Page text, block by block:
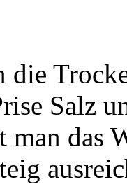
die
Salz
das